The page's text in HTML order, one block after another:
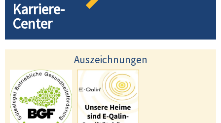
Karriere-
Center
Auszeichnungen